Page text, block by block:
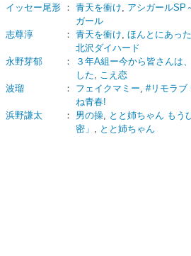
イッセー尾形 ： 青天を衝け, アシガールSP
ガール
志尊淳
： 青天を衝け, ほんとにあっ
北沢ダイハード
永野芽郁
： ３年A組ー今から皆さんは
した, こえ恋
波瑠
： フェイクマミー, #リモラブ
ね青春!
浜野謙太
： 男の操, とと姉ちゃん もう
密」 , とと姉ちゃん